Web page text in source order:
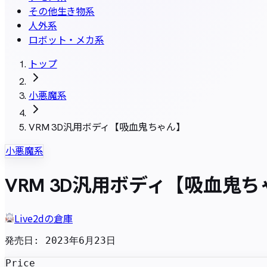
その他生き物系
人外系
ロボット・メカ系
トップ
小悪魔系
VRM 3D汎用ボディ【吸血鬼ちゃん】
小悪魔系
VRM 3D汎用ボディ【吸血鬼ち
Live2dの倉庫
発売日 :
2023年6月23日
Price